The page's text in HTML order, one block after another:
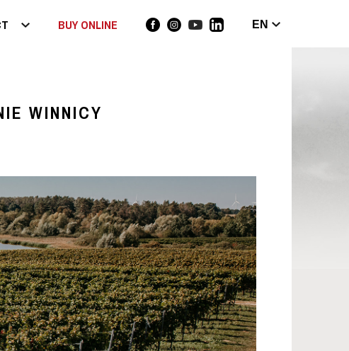
BUY ONLINE EN
WINNICY